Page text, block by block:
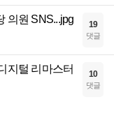
의원 SNS...jpg 19
댓글
지털 리마스터
10
댓글